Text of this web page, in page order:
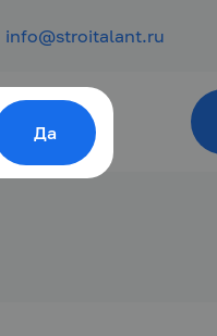
info@stroitalant.ru
Да